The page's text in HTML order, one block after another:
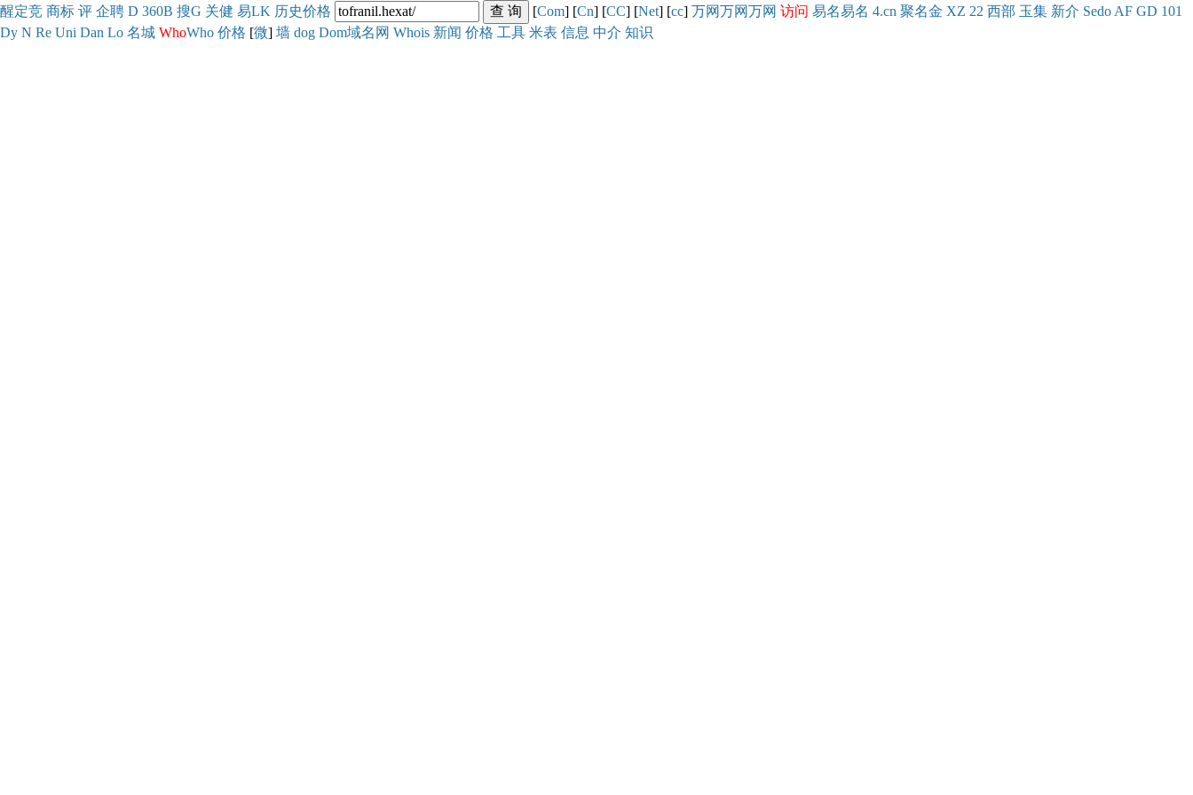
醒定竞 商标 评 企聘 D 360B 搜G 关健 易LK 历史价格 [Com] [Cn] [CC] [Net] [cc] 万网万网万网 访问 易名易名 4.cn 聚名金 XZ 22 西部 玉集 新介 Sedo AF GD 101
Dy N Re Uni Dan Lo 名城 WhoWho 价格 [微] 墙 dog Dom域名网 Whois 新闻 价格 工具 米表 信息 中介 知识